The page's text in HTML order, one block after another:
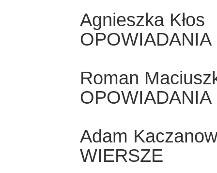
Agnieszka Kłos
OPOWIADANIA
Roman
OPOWIADANIA
Adam
WIERSZE